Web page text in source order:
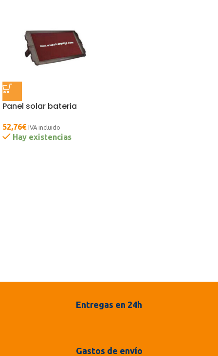
Panel solar bateria
52,76€ IVA incluido
Hay existencias
Entregas en 24h
Gastos de envío